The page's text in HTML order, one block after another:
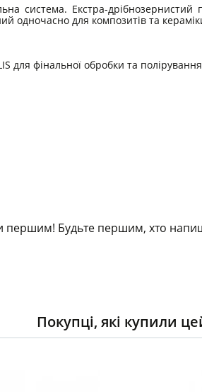
система. Екстра-
одночасно для композитів та
для фінальної обробки та
першим! Будьте першим, хто
Покупці, які купили